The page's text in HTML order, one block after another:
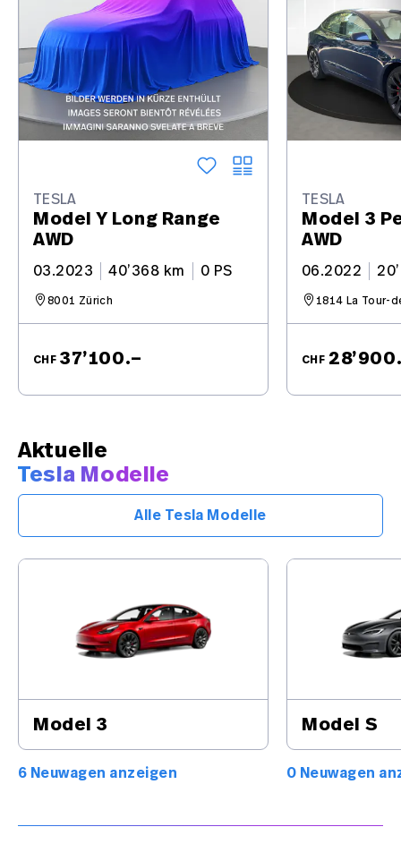
TESLA
Model Y Long Range
AWD
03.2023 40’368 km 0 PS
8001 Zürich
CHF 37’100.–
TESLA
Model 3
AWD
06.2022
1814 La Tour-
CHF
Aktuelle
Tesla Modelle
Alle Tesla Modelle
Model 3
6 Neuwagen anzeigen
Model S
0 Neuwagen